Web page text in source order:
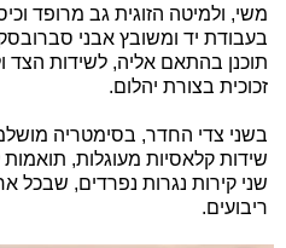
משי, ולמיטה הזוגית גב מרופד
בעבודת יד ומשובץ אבני
תוכנן בהתאם אליה, לשידות הצד
זכוכית בצורת יהלום.
בשני צדי החדר, בסימטריה
שידות קלאסיות מעוגלות,
שני קירות נגרות נפרדים,
ריבועים.